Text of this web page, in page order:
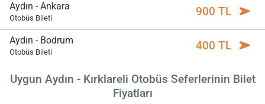
Aydın - Ankara
Otobüs Bileti 900 TL
Aydın - Bodrum
Otobüs Bileti 400 TL
Uygun Aydın - Kırklareli Otobüs Seferlerinin Bilet
Fiyatları